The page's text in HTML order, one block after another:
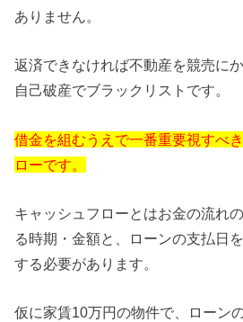
ありません。
返済できなければ不動産を競売に
自己破産でブラックリストです。
借金を組むうえで一番重要視すべ
ローです。
キャッシュフローとはお金の流れ
る時期・金額と、ローンの支払日
する必要があります。
仮に家賃10万円の物件で、ローン